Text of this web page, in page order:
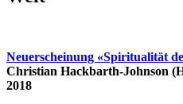
Neuerscheinung «Spiritualität
Christian Hackbarth-Johnson
2018